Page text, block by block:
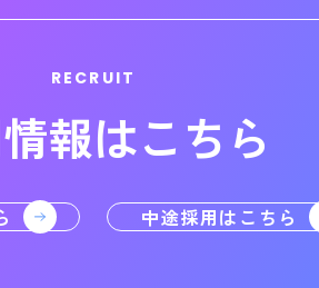
RECRUIT
報はこちら
中途採用はこちら